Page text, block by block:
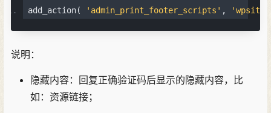
add_action( 'admin_print_footer_scripts' ,
说明：
隐藏内容：回复正确验证码后显示的隐藏内容，比
如：资源链接；